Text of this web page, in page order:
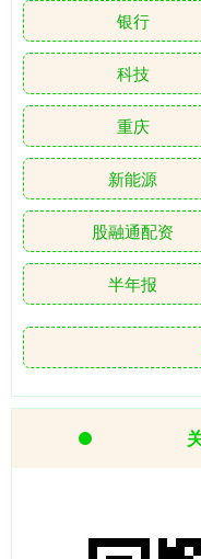
银行
科技
重庆
新能源
股融通配资
半年报